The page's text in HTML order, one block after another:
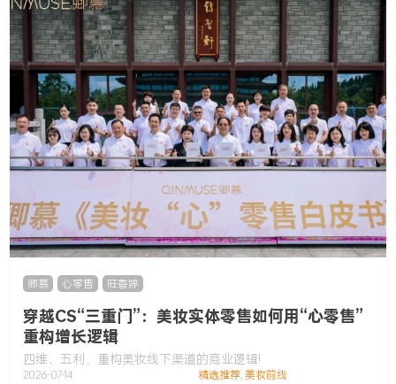
卿慕 心零售 旺香婷
穿越CS“三重门”：美妆实体零售如何用“心零售”
重构增长逻辑
四维、五利，重构美妆线下渠道的商业逻辑!
2026-07-14 精选推荐,美妆前线